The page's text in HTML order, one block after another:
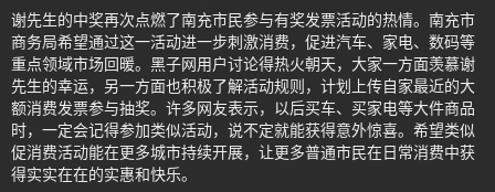
谢先生的中奖再次点燃了南充市民参与有奖发票活动的热情。南充市
商务局希望通过这一活动进一步刺激消费，促进汽车、家电、数码等
重点领域市场回暖。黑子网用户讨论得热火朝天，大家一方面羡慕谢
先生的幸运，另一方面也积极了解活动规则，计划上传自家最近的大
额消费发票参与抽奖。许多网友表示，以后买车、买家电等大件商品
时，一定会记得参加类似活动，说不定就能获得意外惊喜。希望类似
促消费活动能在更多城市持续开展，让更多普通市民在日常消费中获
得实实在在的实惠和快乐。